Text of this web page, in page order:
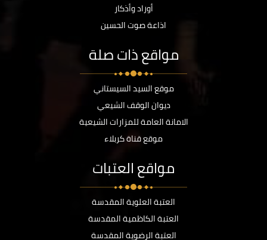
أوراد وأذكار
اذاعة صوت الحسين
مواقع ذات صلة
موقع السيد السيستاني
ديوان الوقف الشيعي
الامانة العامة للمزارات الشيعية
موقع قناة كربلاء
مواقع العتبات
العتبة العلوية المقدسة
العتبة الكاظمية المقدسة
العتبة الرضوية المقدسة